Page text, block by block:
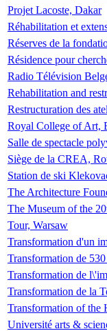
Projet Lacoste, Dakar
Réhabilitation et
Réserves de la
Résidence pour
Radio Télévision
Rehabilitation and
Restructuration des
Royal College of Art,
Salle de spectacle
Siège de la CREA,
Station de ski
The Architecture
The Museum of the
Tour, Warsaw
Transformation d'un
Transformation de
Transformation de
Transformation de la
Transformation of the
Université arts &